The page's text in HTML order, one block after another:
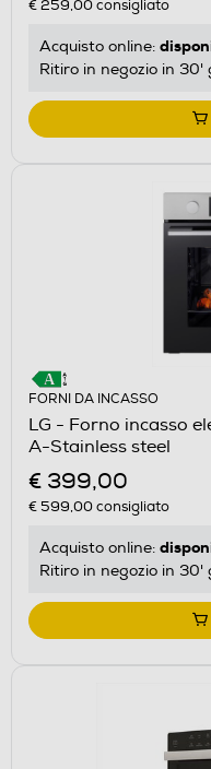
€ 259,00consigliato
Acquisto online:
Ritiro in negozio in 30'
FORNI DA INCASSO
LG - Forno incasso
A-Stainless steel
€ 399,00
€ 599,00consigliato
Acquisto online:
Ritiro in negozio in 30'